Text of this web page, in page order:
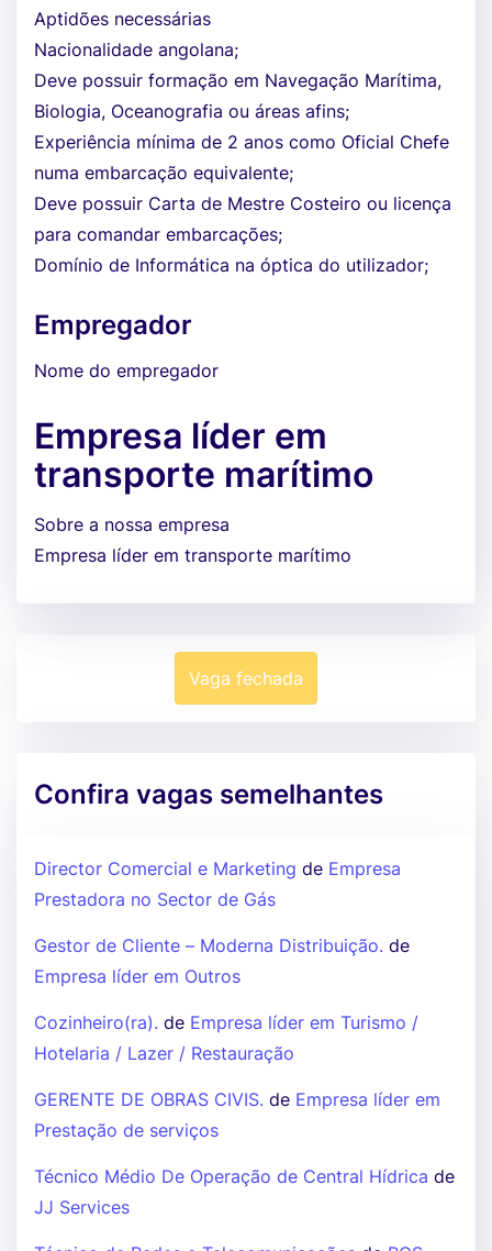
Aptidões necessárias
Nacionalidade angolana;
Deve possuir formação em Navegação Marítima,
Biologia, Oceanografia ou áreas afins;
Experiência mínima de 2 anos como Oficial Chefe
numa embarcação equivalente;
Deve possuir Carta de Mestre Costeiro ou licença
para comandar embarcações;
Domínio de Informática na óptica do utilizador;
Empregador
Nome do empregador
Empresa líder em
transporte marítimo
Sobre a nossa empresa
Empresa líder em transporte marítimo
Vaga fechada
Confira vagas semelhantes
Director Comercial e Marketing de Empresa
Prestadora no Sector de Gás
Gestor de Cliente – Moderna Distribuição. de
Empresa líder em Outros
Cozinheiro(ra). de Empresa líder em Turismo /
Hotelaria / Lazer / Restauração
GERENTE DE OBRAS CIVIS. de Empresa líder em
Prestação de serviços
Técnico Médio De Operação de Central Hídrica de
JJ Services